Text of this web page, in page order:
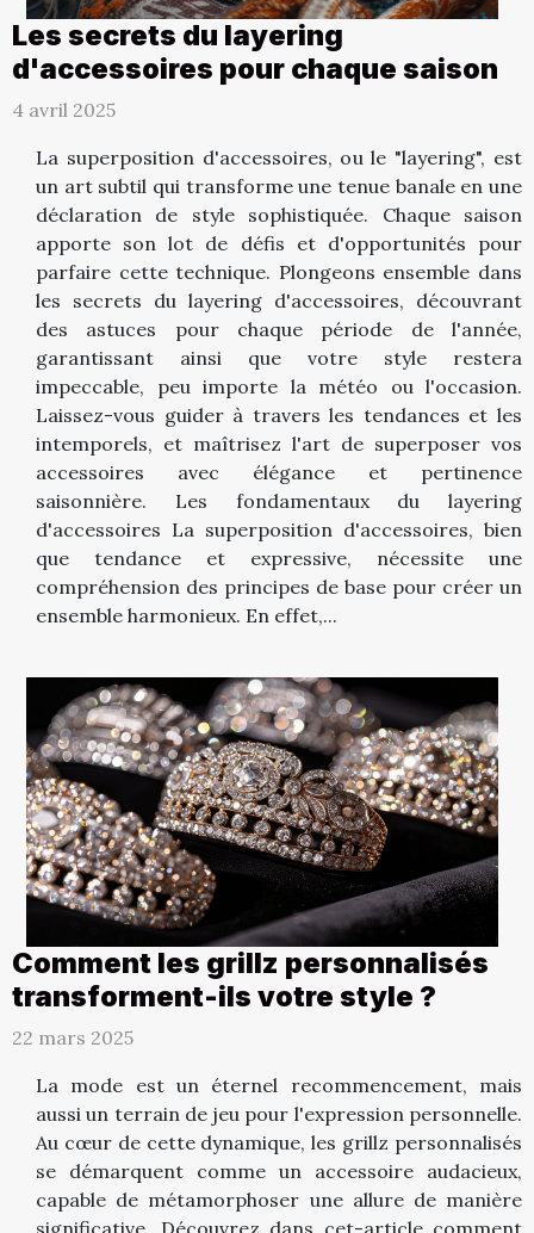
Les secrets du layering
d'accessoires pour chaque saison
4 avril 2025
La superposition d'accessoires, ou le "layering", est
un art subtil qui transforme une tenue banale en une
déclaration de style sophistiquée. Chaque saison
apporte son lot de défis et d'opportunités pour
parfaire cette technique. Plongeons ensemble dans
les secrets du layering d'accessoires, découvrant
des astuces pour chaque période de l'année,
garantissant ainsi que votre style restera
impeccable, peu importe la météo ou l'occasion.
Laissez-vous guider à travers les tendances et les
intemporels, et maîtrisez l'art de superposer vos
accessoires avec élégance et pertinence
saisonnière. Les fondamentaux du layering
d'accessoires La superposition d'accessoires, bien
que tendance et expressive, nécessite une
compréhension des principes de base pour créer un
ensemble harmonieux. En effet,...
Comment les grillz personnalisés
transforment-ils votre style ?
22 mars 2025
La mode est un éternel recommencement, mais
aussi un terrain de jeu pour l'expression personnelle.
Au cœur de cette dynamique, les grillz personnalisés
se démarquent comme un accessoire audacieux,
capable de métamorphoser une allure de manière